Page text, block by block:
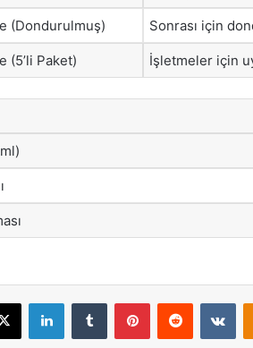
(Dondurulmuş) Sonrası için
(5’li Paket) İşletmeler için
X LinkedInTumblr PinterestReddit